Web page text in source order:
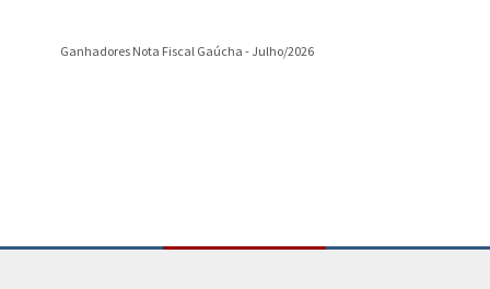
Ganhadores Nota Fiscal Gaúcha - Julho/2026